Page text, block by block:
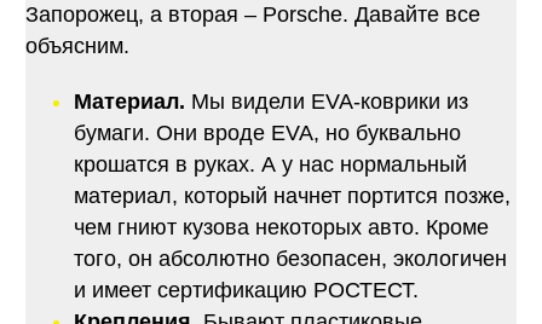
Запорожец, а вторая – Porsche. Давайте все
объясним.
Материал. Мы видели EVA-коврики из
бумаги. Они вроде EVA, но буквально
крошатся в руках. А у нас нормальный
материал, который начнет портится позже,
чем гниют кузова некоторых авто. Кроме
того, он абсолютно безопасен, экологичен
и имеет сертификацию РОСТЕСТ.